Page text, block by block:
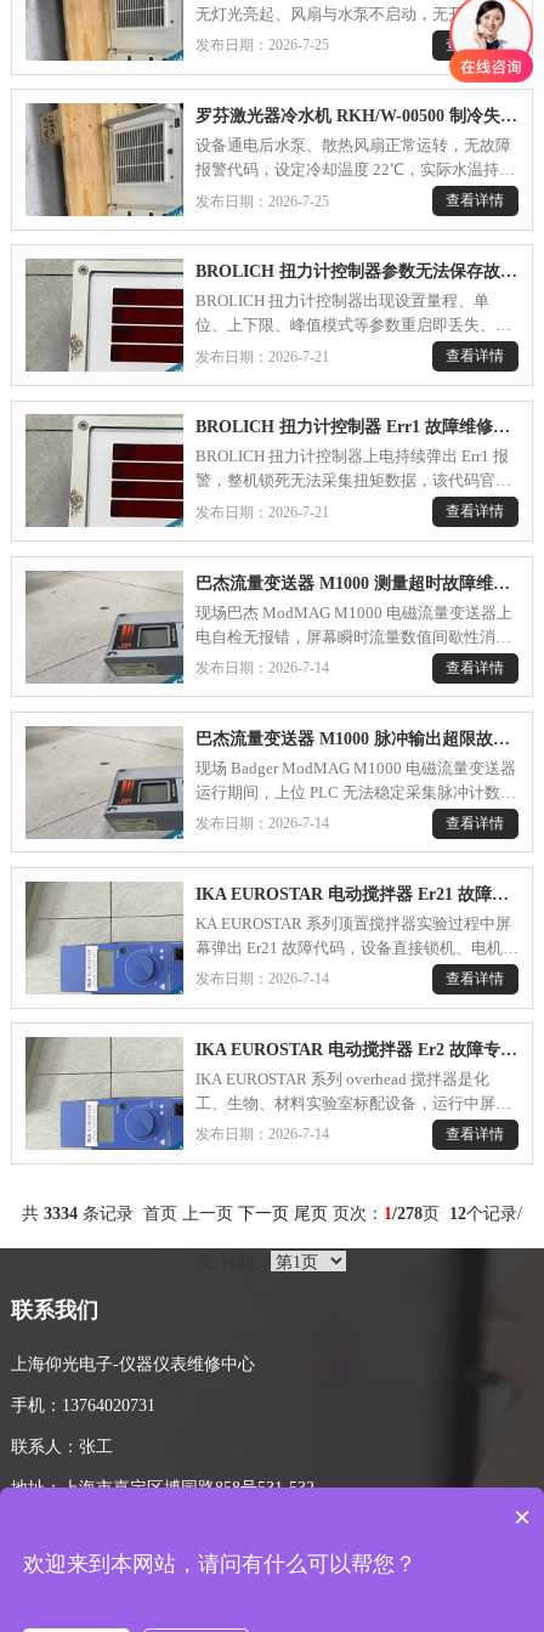
无灯光亮起、风扇与水泵不启动，无开机提示
音，设备完全无法上电运行，导致罗芬激光器
因冷却系统未启动无法开机作业，生产停滞。
排查确认外部供电三相电压正常、电源插座及
电源线无破损接触不良问题，排除外接电源故
障，判定为冷水机内部电路硬件故障。.....
发布日期：2026-7-25 查看详情
罗芬激光器冷水机 RKH/W-00500 制冷失效，水温无法下降故障维修---
设备通电后水泵、散热风扇正常运转，无故障
报警代码，设定冷却温度 22℃，实际水温持续
上升，长时间运行进出水温差不足 1℃，激光
器因水温超标限制出光，生产中断。设备已使
用 3 年，长期未做水路与制冷系统维保。.....
发布日期：2026-7-25 查看详情
BROLICH 扭力计控制器参数无法保存故障维修方案---
BROLICH 扭力计控制器出现设置量程、单
位、上下限、峰值模式等参数重启即丢失、断
电清零的故障，核心诱因为主板存储供电失
效、存储芯片损坏或系统逻辑异常，需遵循由
简到繁的流程检修，恢复设备参数记忆功能，
保障产线扭矩检测稳定运行。.....
发布日期：2026-7-21 查看详情
BROLICH 扭力计控制器 Err1 故障维修方案---
BROLICH 扭力计控制器上电持续弹出 Err1 报
警，整机锁死无法采集扭矩数据，该代码官方
定义为传感器回路断线 / 短路故障，多由线
路、接头、传感器硬件或主板采集电路异常引
发，按由外至内流程分步检修，兼顾现场快速
处理与深度拆机维修，保障计量设备精度恢
复。.....
发布日期：2026-7-21 查看详情
巴杰流量变送器 M1000 测量超时故障维修 ---
现场巴杰 ModMAG M1000 电磁流量变送器上
电自检无报错，屏幕瞬时流量数值间歇性消
失，系统频繁弹出测量超时告警，4–6 秒无法
完成一次流量采样运算，中控无法同步采集实
时流量与累积数据。排空管道、满管通水交替
测试，故障无明显改善；切换低励磁频率模式
后，告警频次略有减少，但仍持续出现，判定
仪表信号采集或主板运算回路存在异常，无法
在规定周期内完成电极信号解析。.....
发布日期：2026-7-14 查看详情
巴杰流量变送器 M1000 脉冲输出超限故障维修---
现场 Badger ModMAG M1000 电磁流量变送器
运行期间，上位 PLC 无法稳定采集脉冲计数，
设备频繁触发脉冲输出超限告警，瞬时流量显
示数值正常，但累积流量间断丢失；断开脉冲
采集模块负载后，变送器告警暂时消失，接入
原有接线故障复现，判断脉冲输出回路存在匹
配或硬件异常，无法满足系统脉冲传输阈值要
求。.....
发布日期：2026-7-14 查看详情
IKA EUROSTAR 电动搅拌器 Er21 故障专业维修方案---
KA EUROSTAR 系列顶置搅拌器实验过程中屏
幕弹出 Er21 故障代码，设备直接锁机、电机完
全无法启动，原厂手册定义该故障为安全继电
器回路失效，区别于堵转、过热、电流检测类
报错，常规断电降温、空载拆卸桨叶均无法消
除故障，属于驱动安全保护硬件故障，必须拆
机检修电源主板安全控制回路才能彻底修
复。.....
发布日期：2026-7-14 查看详情
IKA EUROSTAR 电动搅拌器 Er2 故障专业维修方案---
IKA EUROSTAR 系列 overhead 搅拌器是化
工、生物、材料实验室标配设备，运行中屏幕
弹出 Er2 故障代码，设备直接停机无法启动，
是电路类高发故障。根据原厂手册定义，Er2
转、Er3 过热等负载类报错，单纯清理桨叶、
降温重启无法根除问题，需拆机检测电路模块
维修。.....
发布日期：2026-7-14 查看详情
共 3334条记录 首页 上一页 下一页 尾页 页次： 1/278页 12个记录/
联系我们
上海仰光电子-仪器仪表维修中心
手机：13764020731
联系人：张工
地址：上海市嘉定区博园路858号531-532
版权所有 版权所有 2021 上海仰光电子科技有限公司沪ICP备16027027号
×
欢迎来到本网站，请问有什么可以帮您？